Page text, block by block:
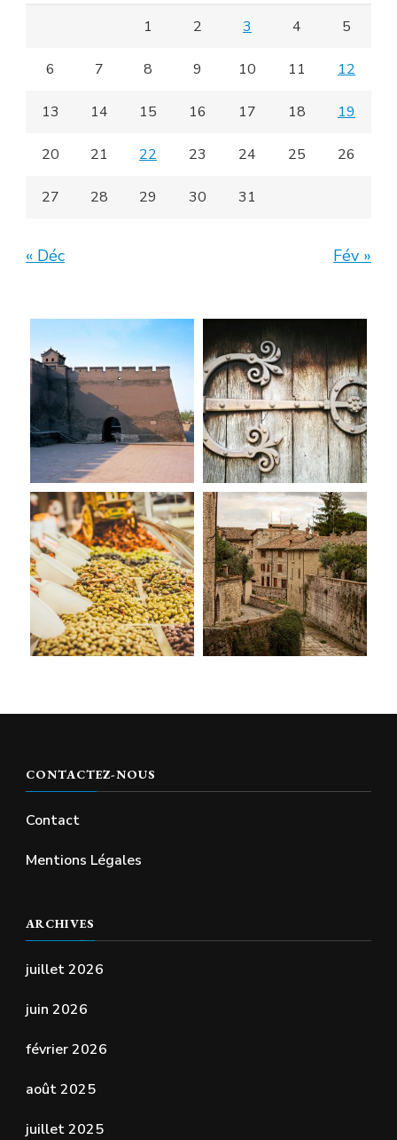
1 2 3 4 5
6 7 8 9 10 11 12
13 14 15 16 17 18 19
20 21 22 23 24 25 26
27 28 29 30 31
« Déc Fév »
CONTACTEZ-NOUS
Contact
Mentions Légales
ARCHIVES
juillet 2026
juin 2026
février 2026
août 2025
juillet 2025